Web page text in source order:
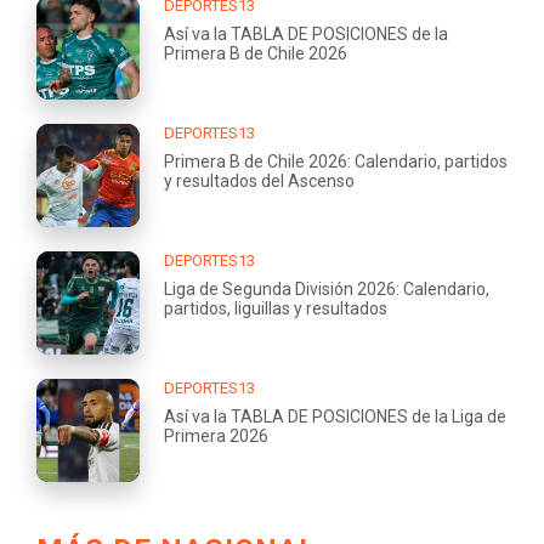
DEPORTES13
Así va la TABLA DE POSICIONES de la
Primera B de Chile 2026
DEPORTES13
Primera B de Chile 2026: Calendario, partidos
y resultados del Ascenso
DEPORTES13
Liga de Segunda División 2026: Calendario,
partidos, liguillas y resultados
DEPORTES13
Así va la TABLA DE POSICIONES de la Liga de
Primera 2026